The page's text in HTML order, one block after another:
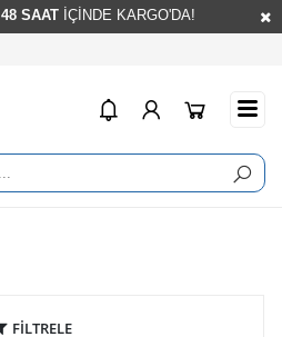
48SAATİÇİNDE KARGO'DA!
FİLTRELE